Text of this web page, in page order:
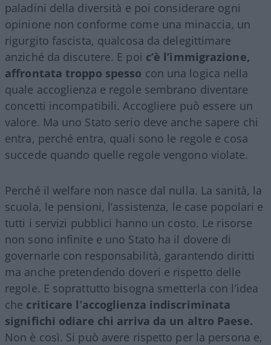
paladini della diversità e poi considerare ogni
opinione non conforme come una minaccia, un
rigurgito fascista, qualcosa da delegittimare
anziché da discutere. E poi c’è l’immigrazione,
affrontata troppo spesso con una logica nella
quale accoglienza e regole sembrano diventare
concetti incompatibili. Accogliere può essere un
valore. Ma uno Stato serio deve anche sapere chi
entra, perché entra, quali sono le regole e cosa
succede quando quelle regole vengono violate.
Perché il welfare non nasce dal nulla. La sanità, la
scuola, le pensioni, l’assistenza, le case popolari e
tutti i servizi pubblici hanno un costo. Le risorse
non sono infinite e uno Stato ha il dovere di
governarle con responsabilità, garantendo diritti
ma anche pretendendo doveri e rispetto delle
regole. E soprattutto bisogna smetterla con l’idea
che criticare l’accoglienza indiscriminata
significhi odiare chi arriva da un altro Paese.
Non è così. Si può avere rispetto per la persona e,